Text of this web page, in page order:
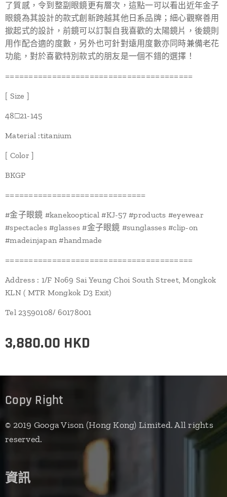
了質感，令到整副眼鏡更有層次，這點一可以看出近年金子
眼鏡為其設計的款式創新跨越其他日系品牌；細心觀察善用
撳起式的設計，前鏡可以訂製自我喜歡的太陽鏡片，後鏡則
用作配合適的度數，另外也可針對遠用度數亦同時兼備老花
功能，對於喜歡特別款式的朋友是一個不錯的選擇！
========================================
[ Size ]
48□21-145
Material :titanium
[ Color ]
BKGP
==============================
#金子眼鏡 #kanekooptical #KJ-57 #products #eyewear
#spectacles #glasses #金子眼鏡 #sunglasses #clip-on
#madeinjapan #handmade
========================================
Address : 1/F No69 Sai Yeung Choi South Street, Mongkok
KLN ( MTR Mongkok D3 Exit)
Tel 23590108/ 60178001
3,880.00 HKD
Copy Right
© 2019 Googa Vison (Hong Kong) Limited. All rights
reserved.
資訊